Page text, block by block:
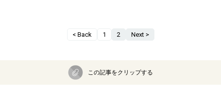
< Back 1 2 Next >
この記事をクリップする